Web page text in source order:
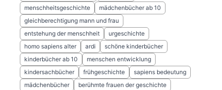
menschheitsgeschichte
mädchenbücher ab 10
gleichberechtigung mann und frau
entstehung der menschheit
urgeschichte
homo sapiens alter
ardi
schöne kinderbücher
kinderbücher ab 10
menschen entwicklung
kindersachbücher
frühgeschichte
sapiens bedeutung
mädchenbücher
berühmte frauen der geschichte